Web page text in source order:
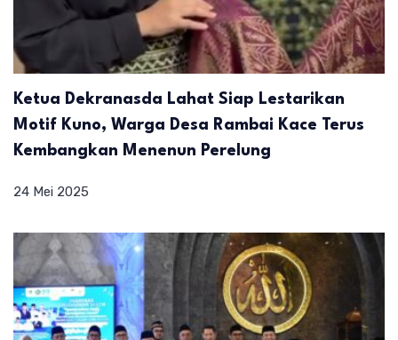
Ketua Dekranasda Lahat Siap Lestarikan
Motif Kuno, Warga Desa Rambai Kace Terus
Kembangkan Menenun Perelung
24 Mei 2025